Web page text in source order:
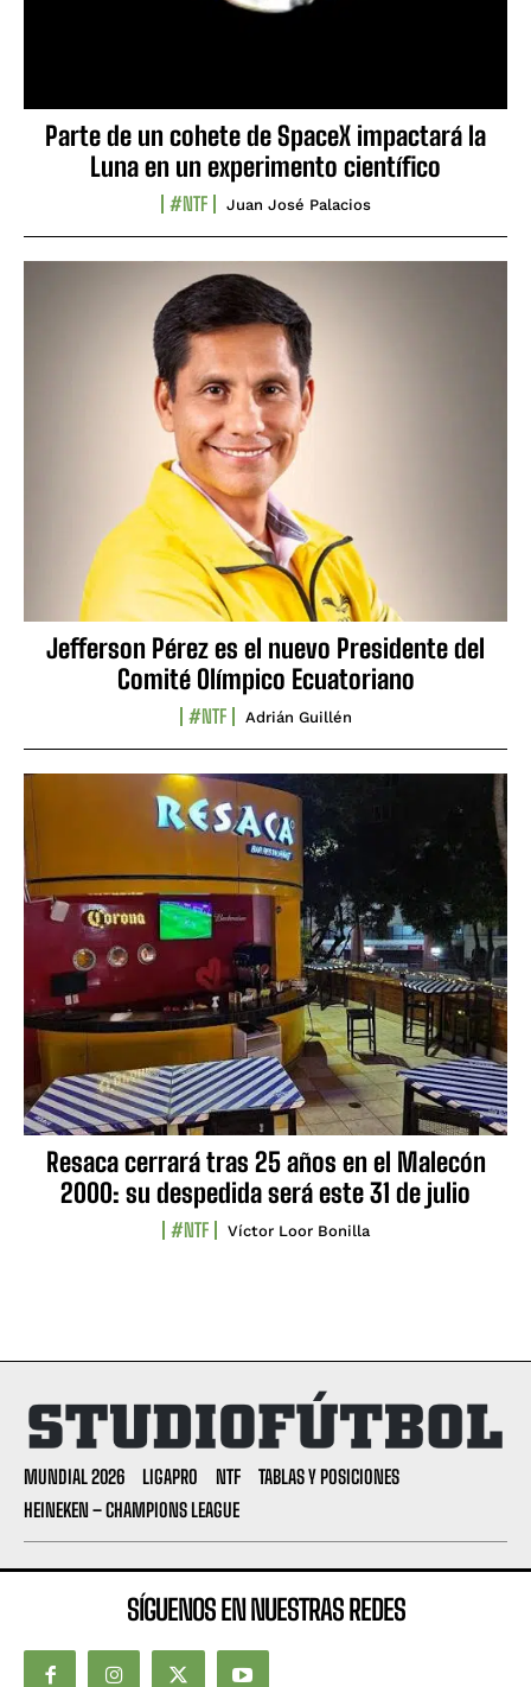
Parte de un cohete de SpaceX impactará la
Luna en un experimento científico
#NTF Juan José Palacios
Jefferson Pérez es el nuevo Presidente del
Comité Olímpico Ecuatoriano
#NTF Adrián Guillén
Resaca cerrará tras 25 años en el Malecón
2000: su despedida será este 31 de julio
#NTF Víctor Loor Bonilla
MUNDIAL 2026 LIGAPRO NTF
TABLAS Y POSICIONES
HEINEKEN – CHAMPIONS LEAGUE
SÍGUENOS EN NUESTRAS REDES